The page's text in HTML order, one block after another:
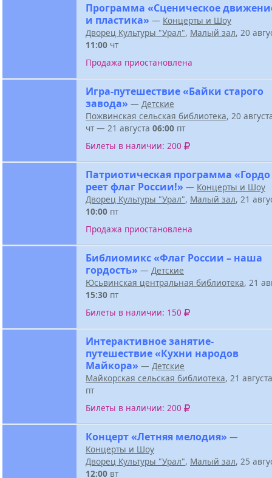
Программа «Сценическое
и пластика» — Концерты и Шоу
Дворец Культуры "Урал", Малый зал, 20
11:00 чт
Продажа приостановлена
Игра-путешествие «Байки старого
завода» — Детские
Пожвинская сельская библиотека, 20
чт — 21 августа 06:00 пт
Билеты в наличии: 200
Патриотическая программа «Гордо
реет флаг России!» — Концерты и Шоу
Дворец Культуры "Урал", Малый зал, 21
10:00 пт
Продажа приостановлена
Библиомикс «Флаг России – наша
гордость» — Детские
Юсьвинская центральная библиотека, 21
15:30 пт
Билеты в наличии: 150
Интерактивное занятие-
путешествие «Кухни народов
Майкора» — Детские
Майкорская сельская библиотека, 21
пт
Билеты в наличии: 200
Концерт «Летняя мелодия» —
Концерты и Шоу
Дворец Культуры "Урал", Малый зал, 25
12:00 вт